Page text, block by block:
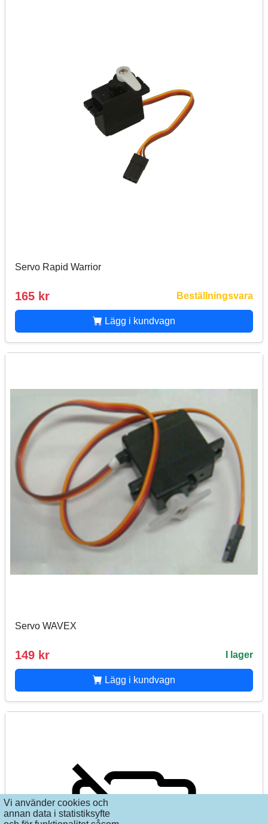
Vi använder cookies och
annan data i statistiksyfte
Servo Rapid Warrior
165 kr Beställningsvara
Lägg i kundvagn
Servo WAVEX
149 kr I lager
Lägg i kundvagn